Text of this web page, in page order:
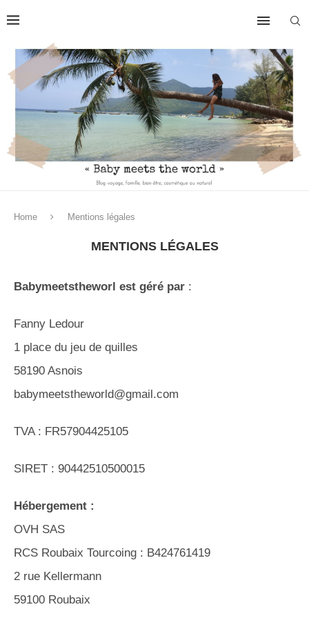
Home Mentions légales
MENTIONS LÉGALES
Babymeetstheworl est géré par :
Fanny Ledour
1 place du jeu de quilles
58190 Asnois
babymeetstheworld@gmail.com
TVA : FR57904425105
SIRET : 90442510500015
Hébergement :
OVH SAS
RCS Roubaix Tourcoing : B424761419
2 rue Kellermann
59100 Roubaix